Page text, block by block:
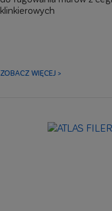
klinkierowych
ZOBACZ WIĘCEJ >